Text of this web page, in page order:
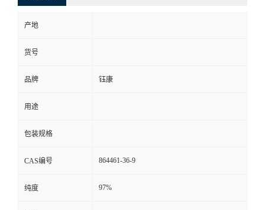
产地
货号
品牌 钰康
用途
包装规格
CAS编号 864461-36-9
纯度 97%